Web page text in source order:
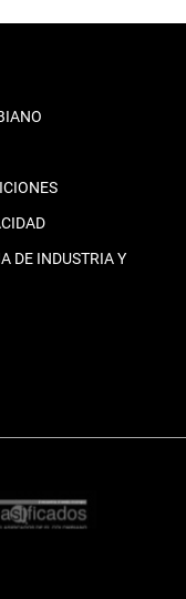
DE INDUSTRIA Y